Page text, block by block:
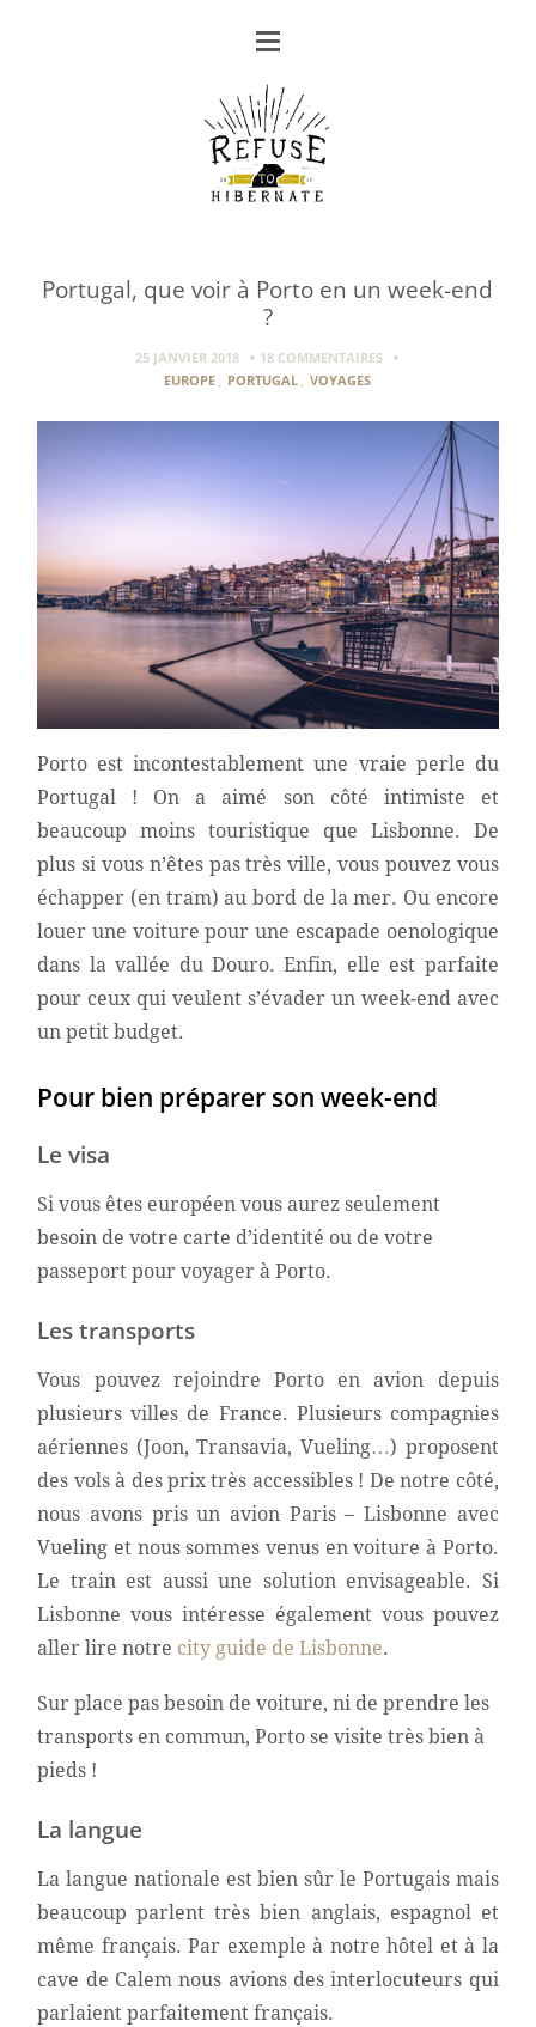
Portugal, que voir à Porto en un week-end
?
25 JANVIER 2018
18 COMMENTAIRES
EUROPE
PORTUGAL VOYAGES
Porto est incontestablement une vraie perle du
Portugal ! On a aimé son côté intimiste et
beaucoup moins touristique que Lisbonne. De
plus si vous n’êtes pas très ville, vous pouvez vous
échapper (en tram) au bord de la mer. Ou encore
louer une voiture pour une escapade oenologique
dans la vallée du Douro. Enfin, elle est parfaite
pour ceux qui veulent s’évader un week-end avec
un petit budget.
Pour bien préparer son week-end
Le visa
Si vous êtes européen vous aurez seulement
besoin de votre carte d’identité ou de votre
passeport pour voyager à Porto.
Les transports
Vous pouvez rejoindre Porto en avion depuis
plusieurs villes de France. Plusieurs compagnies
aériennes (Joon, Transavia, Vueling…) proposent
des vols à des prix très accessibles ! De notre côté,
nous avons pris un avion Paris – Lisbonne avec
Vueling et nous sommes venus en voiture à Porto.
Le train est aussi une solution envisageable. Si
Lisbonne vous intéresse également vous pouvez
aller lire notre city guide de Lisbonne.
Sur place pas besoin de voiture, ni de prendre les
transports en commun, Porto se visite très bien à
pieds !
La langue
La langue nationale est bien sûr le Portugais mais
beaucoup parlent très bien anglais, espagnol et
même français. Par exemple à notre hôtel et à la
cave de Calem nous avions des interlocuteurs qui
parlaient parfaitement français.